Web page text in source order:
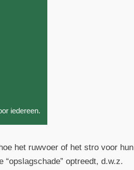
iedereen.
het ruwvoer of het stro voor hun
optreedt, d.w.z.